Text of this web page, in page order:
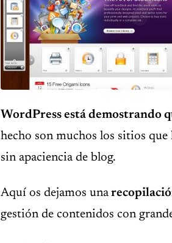
WordPress está demostrando
hecho son muchos los sitios
sin apaciencia de blog.
Aquí os dejamos una
gestión de contenidos con